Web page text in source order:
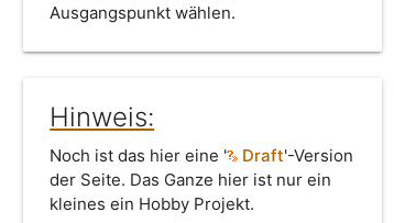
Ausgangspunkt wählen.
Hinweis:
Noch ist das hier eine ' Draft'-Version
der Seite. Das Ganze hier ist nur ein
kleines ein Hobby Projekt.